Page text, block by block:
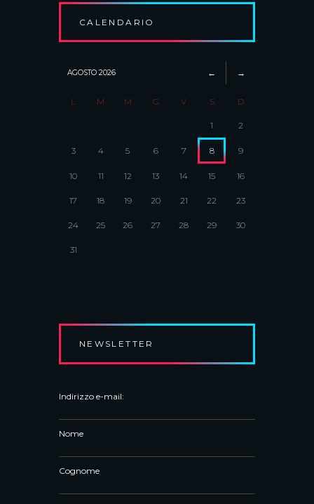
CALENDARIO
AGOSTO 2026
L M M G V S D
1 2
3 4 5 6 7 8 9
10 11 12 13 14 15 16
17 18 19 20 21 22 23
24 25 26 27 28 29 30
31
NEWSLETTER
Indirizzo e-mail:
Nome
Cognome